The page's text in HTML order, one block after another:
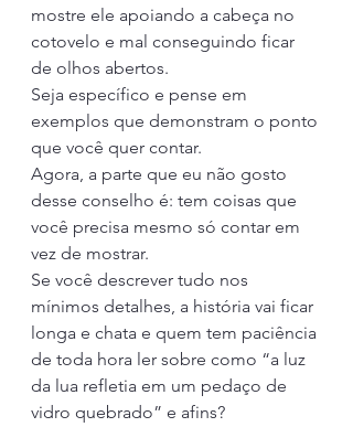
mostre ele apoiando a cabeça no
cotovelo e mal conseguindo ficar
de olhos abertos.
Seja específico e pense em
exemplos que demonstram o ponto
que você quer contar.
Agora, a parte que eu não gosto
desse conselho é: tem coisas que
você precisa mesmo só contar em
vez de mostrar.
Se você descrever tudo nos
mínimos detalhes, a história vai ficar
longa e chata e quem tem paciência
de toda hora ler sobre como “a luz
da lua refletia em um pedaço de
vidro quebrado” e afins?